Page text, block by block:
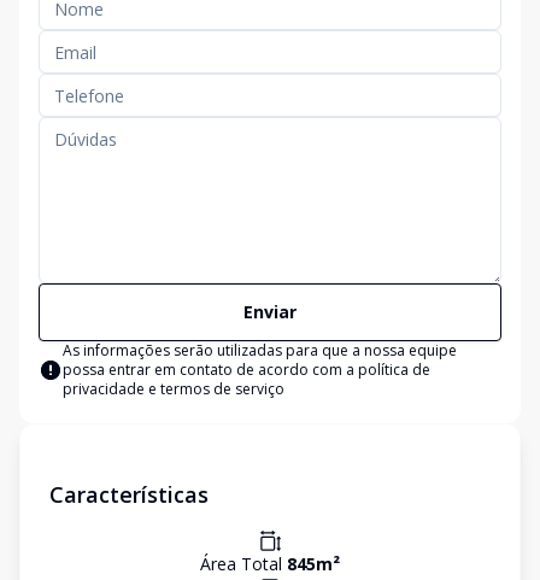
Enviar
As informações serão utilizadas para que a nossa equipe
possa entrar em contato de acordo com a política de
privacidade e termos de serviço
Características
Área Total 845m²